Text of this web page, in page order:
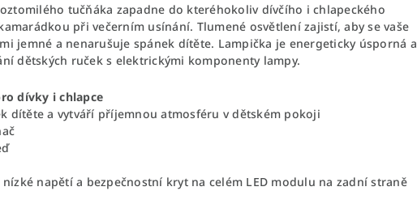
tučňáka zapadne do kteréhokoliv dívčího i chlapeckého
při večerním usínání. Tlumené osvětlení zajistí, aby se vaše
jemné a nenarušuje spánek dítěte. Lampička je energeticky úsporná a
dětských ruček s elektrickými komponenty lampy.
dívky i chlapce
dítěte a vytváří příjemnou atmosféru v dětském pokoji
napětí a bezpečnostní kryt na celém LED modulu na zadní straně